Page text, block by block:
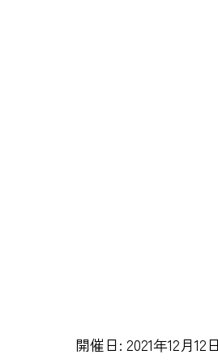
開催日: 2021年12月12